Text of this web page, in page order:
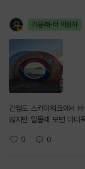
가볼래-터 이용자
간월도 스카이워크에서
않지만 일몰때 보면 더더
0 0